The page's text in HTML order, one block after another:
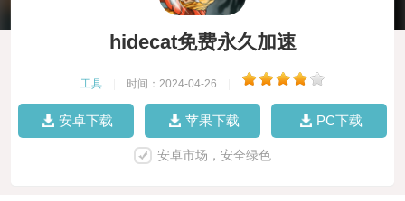
hidecat免费永久加速
工具 时间：2024-04-26
安卓下载 苹果下载 PC下载
安卓市场，安全绿色